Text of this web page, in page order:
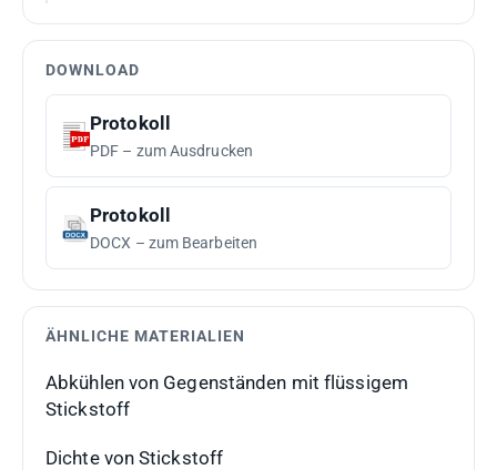
DOWNLOAD
Protokoll
PDF – zum Ausdrucken
Protokoll
DOCX – zum Bearbeiten
ÄHNLICHE MATERIALIEN
Abkühlen von Gegenständen mit flüssigem
Stickstoff
Dichte von Stickstoff